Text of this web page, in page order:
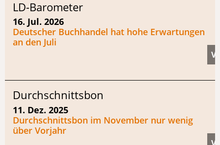
LD-Barometer
16. Jul. 2026
Deutscher Buchhandel hat hohe Erwartungen
an den Juli
Durchschnittsbon
11. Dez. 2025
Durchschnittsbon im November nur wenig
über Vorjahr